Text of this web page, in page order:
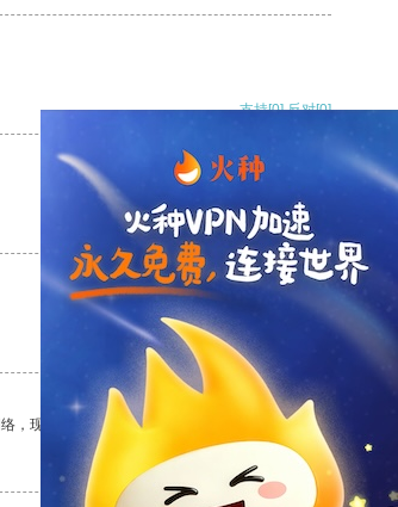
支持[0] 反对[0]
支持[0] 反对
支持
，现在有了这个app，我再也不用担心了。
支持 反对 [0]